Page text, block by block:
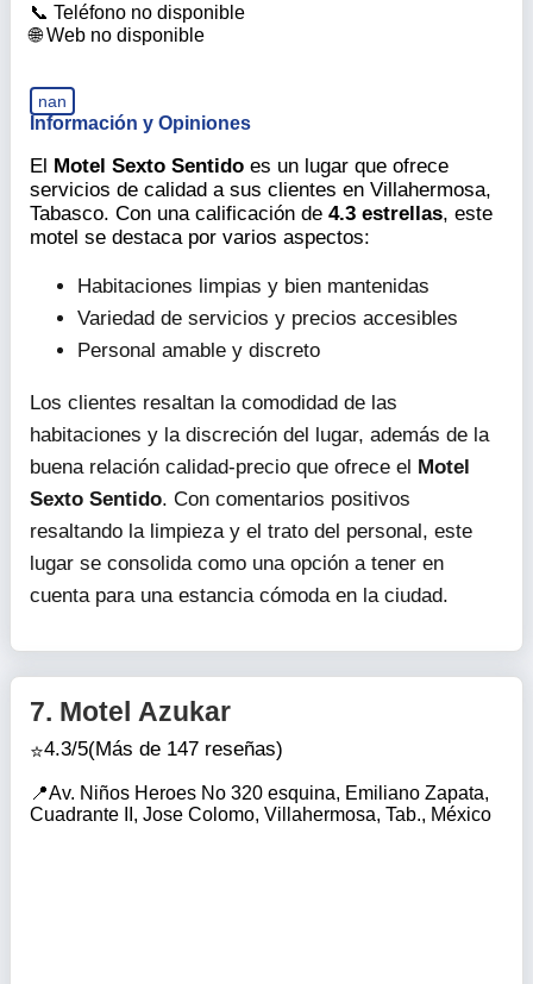
Teléfono no disponible
Web no disponible
nan
Información y Opiniones
El Motel Sexto Sentido es un lugar que ofrece
servicios de calidad a sus clientes en Villahermosa,
Tabasco. Con una calificación de 4.3 estrellas, este
motel se destaca por varios aspectos:
Habitaciones limpias y bien mantenidas
Variedad de servicios y precios accesibles
Personal amable y discreto
Los clientes resaltan la comodidad de las
habitaciones y la discreción del lugar, además de la
buena relación calidad-precio que ofrece el Motel
Sexto Sentido. Con comentarios positivos
resaltando la limpieza y el trato del personal, este
lugar se consolida como una opción a tener en
cuenta para una estancia cómoda en la ciudad.
7. Motel Azukar
4.3/5(Más de 147 reseñas)
Av. Niños Heroes No 320 esquina, Emiliano Zapata,
Cuadrante II, Jose Colomo, Villahermosa, Tab., México